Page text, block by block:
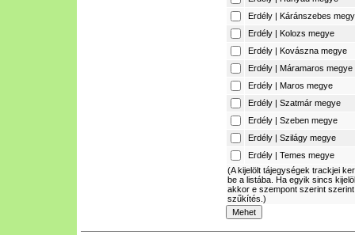
Erdély | Káránszebes
Erdély | Kolozs megye
Erdély | Kovászna megye
Erdély | Máramaros megye
Erdély | Maros megye
Erdély | Szatmár megye
Erdély | Szeben megye
Erdély | Szilágy megye
Erdély | Temes megye
(A kijelölt tájegységek trackjei
be a listába. Ha egyik sincs
akkor e szempont szerint
szűkítés.)